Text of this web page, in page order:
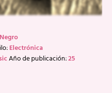
Electrónica
Año de publicación:25